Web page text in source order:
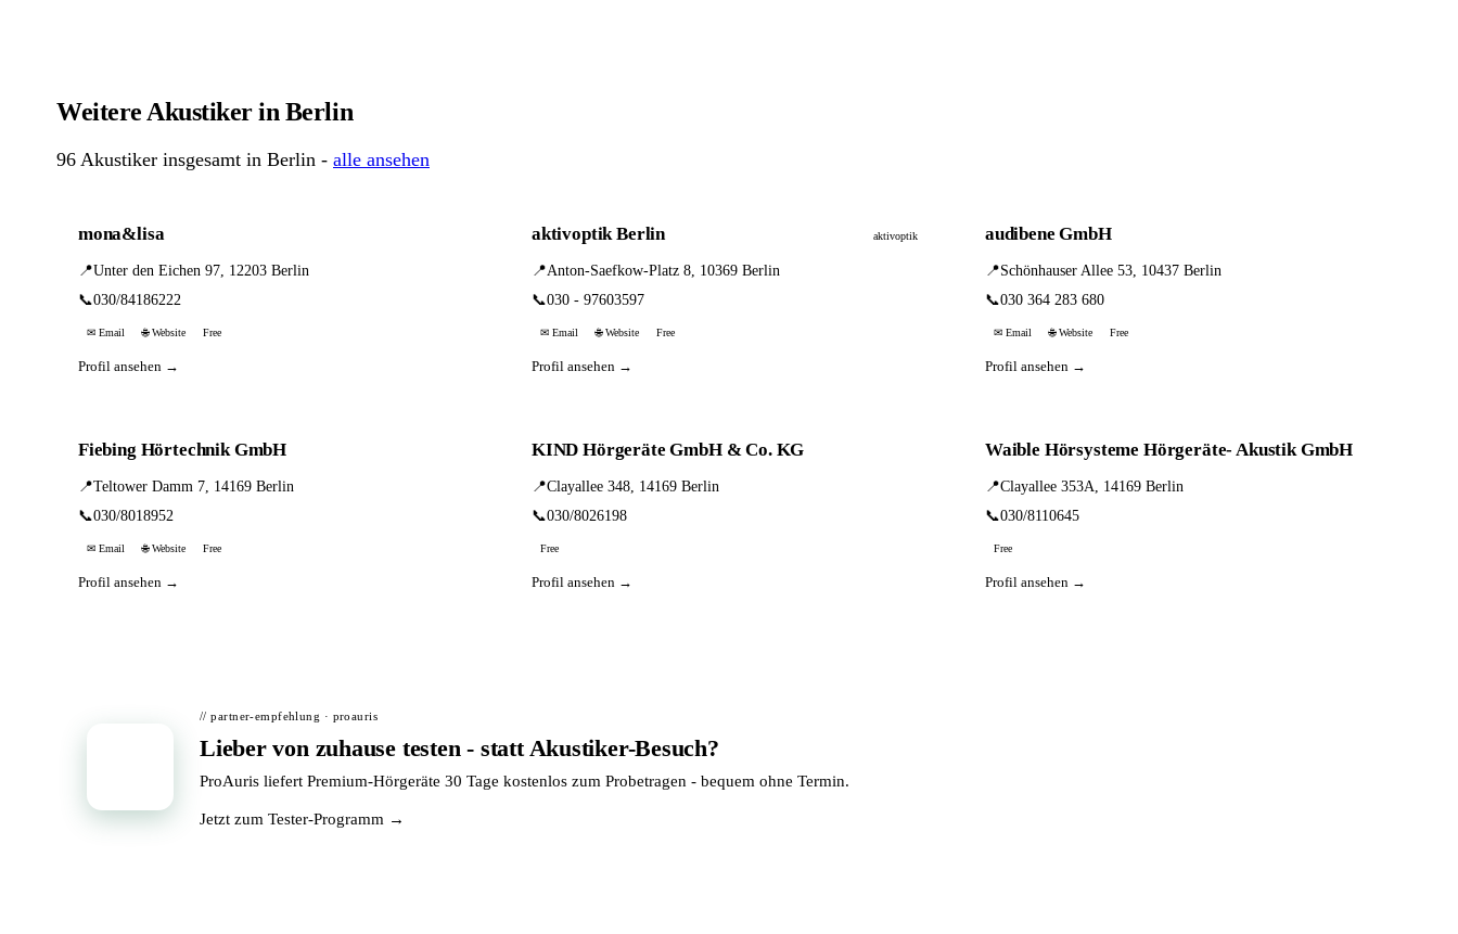
Weitere Akustiker in Berlin
96 Akustiker insgesamt in Berlin - alle ansehen
mona&lisa
📍Unter den Eichen 97, 12203 Berlin
📞030/84186222
✉ Email 🌐 Website Free
Profil ansehen →
aktivoptik Berlin aktivoptik
📍Anton-Saefkow-Platz 8, 10369 Berlin
📞030 - 97603597
✉ Email 🌐 Website Free
Profil ansehen →
audibene GmbH
📍Schönhauser Allee 53, 10437 Berlin
📞030 364 283 680
✉ Email 🌐 Website Free
Profil ansehen →
Fiebing Hörtechnik GmbH
📍Teltower Damm 7, 14169 Berlin
📞030/8018952
✉ Email 🌐 Website Free
Profil ansehen →
KIND Hörgeräte GmbH & Co. KG
📍Clayallee 348, 14169 Berlin
📞030/8026198
Free
Profil ansehen →
Waible Hörsysteme Hörgeräte- Akustik GmbH
📍Clayallee 353A, 14169 Berlin
📞030/8110645
Free
Profil ansehen →
// partner-empfehlung · proauris
Lieber von zuhause testen - statt Akustiker-Besuch?
ProAuris liefert Premium-Hörgeräte 30 Tage kostenlos zum Probetragen - bequem ohne Termin.
Jetzt zum Tester-Programm →